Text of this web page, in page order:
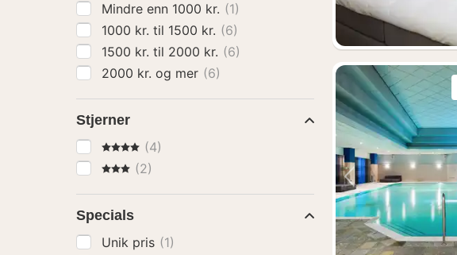
Forrige bilde
Mindre enn 1000 kr. (1)
1000 kr. til 1500 kr. (6)
1500 kr. til 2000 kr. (6)
2000 kr. og mer (6)
Stjerner
4 Stjerner
(4)
3 Stjerner
(2)
Specials
Unik pris (1)